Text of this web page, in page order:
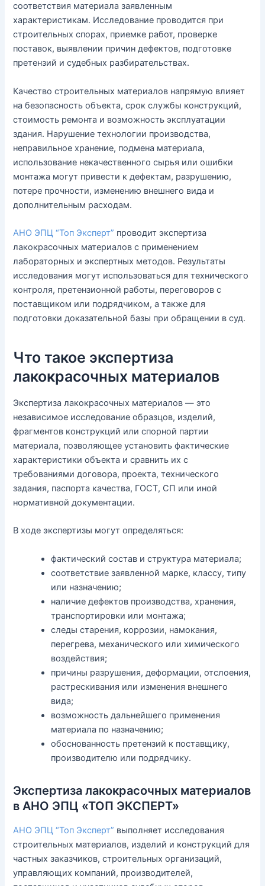
соответствия материала заявленным
характеристикам. Исследование проводится при
строительных спорах, приемке работ, проверке
поставок, выявлении причин дефектов, подготовке
претензий и судебных разбирательствах.
Качество строительных материалов напрямую влияет
на безопасность объекта, срок службы конструкций,
стоимость ремонта и возможность эксплуатации
здания. Нарушение технологии производства,
неправильное хранение, подмена материала,
использование некачественного сырья или ошибки
монтажа могут привести к дефектам, разрушению,
потере прочности, изменению внешнего вида и
дополнительным расходам.
АНО ЭПЦ “Топ Эксперт” проводит экспертиза
лакокрасочных материалов с применением
лабораторных и экспертных методов. Результаты
исследования могут использоваться для технического
контроля, претензионной работы, переговоров с
поставщиком или подрядчиком, а также для
подготовки доказательной базы при обращении в суд.
Что такое экспертиза
лакокрасочных материалов
Экспертиза лакокрасочных материалов — это
независимое исследование образцов, изделий,
фрагментов конструкций или спорной партии
материала, позволяющее установить фактические
характеристики объекта и сравнить их с
требованиями договора, проекта, технического
задания, паспорта качества, ГОСТ, СП или иной
нормативной документации.
В ходе экспертизы могут определяться:
фактический состав и структура материала;
соответствие заявленной марке, классу, типу
или назначению;
наличие дефектов производства, хранения,
транспортировки или монтажа;
следы старения, коррозии, намокания,
перегрева, механического или химического
воздействия;
причины разрушения, деформации, отслоения,
растрескивания или изменения внешнего
вида;
возможность дальнейшего применения
материала по назначению;
обоснованность претензий к поставщику,
производителю или подрядчику.
Экспертиза лакокрасочных материалов
в АНО ЭПЦ «ТОП ЭКСПЕРТ»
АНО ЭПЦ “Топ Эксперт” выполняет исследования
строительных материалов, изделий и конструкций для
частных заказчиков, строительных организаций,
управляющих компаний, производителей,